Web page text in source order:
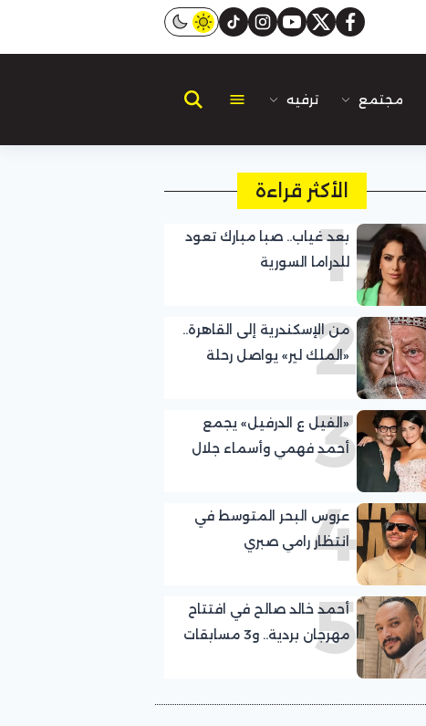
facebook
twitter
youtube
instagram
tiktok
مجتمع ترفيه
الأكثر قراءة
1
بعد غياب.. صبا مبارك تعود
للدراما السورية
2
من الإسكندرية إلى القاهرة..
«الملك لير» يواصل رحلة
3
«الفيل ع الدرفيل» يجمع
أحمد فهمي وأسماء جلال
4
عروس البحر المتوسط في
انتظار رامي صبري
5
أحمد خالد صالح في افتتاح
مهرجان بردية.. و3 مسابقات